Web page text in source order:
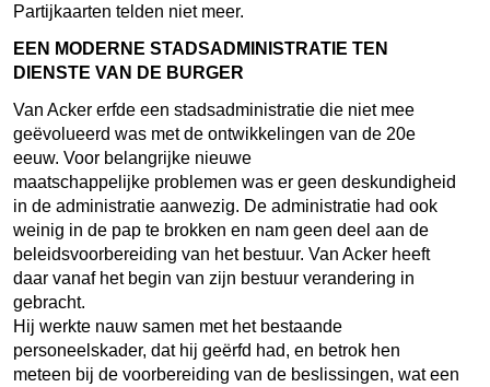
Partijkaarten telden niet meer.
EEN MODERNE STADSADMINISTRATIE TEN
DIENSTE VAN DE BURGER
Van Acker erfde een stadsadministratie die niet mee
geëvolueerd was met de ontwikkelingen van de 20e
eeuw. Voor belangrijke nieuwe
maatschappelijke problemen was er geen deskundigheid
in de administratie aanwezig. De administratie had ook
weinig in de pap te brokken en nam geen deel aan de
beleidsvoorbereiding van het bestuur. Van Acker heeft
daar vanaf het begin van zijn bestuur verandering in
gebracht.
Hij werkte nauw samen met het bestaande
personeelskader, dat hij geërfd had, en betrok hen
meteen bij de voorbereiding van de beslissingen, wat een